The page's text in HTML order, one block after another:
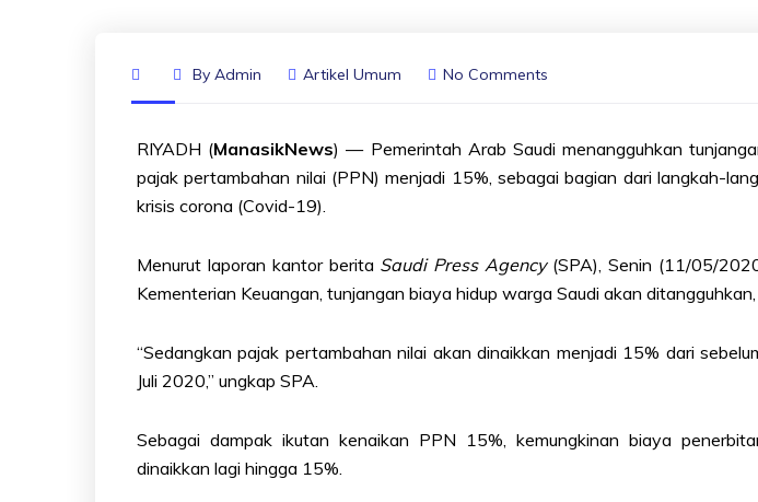
By Admin Artikel Umum No Comments
RIYADH (ManasikNews) — Pemerintah Arab Saudi menangguhkan
pajak pertambahan nilai (PPN) menjadi 15%, sebagai bagian dari langkah-
krisis corona (Covid-19).
Menurut laporan kantor berita Saudi Press Agency(SPA), Senin (11/05/
Kementerian Keuangan, tunjangan biaya hidup warga Saudi akan
“Sedangkan pajak pertambahan nilai akan dinaikkan menjadi 15% dari
Juli 2020,” ungkap SPA.
Sebagai dampak ikutan kenaikan PPN 15%, kemungkinan biaya
dinaikkan lagi hingga 15%.